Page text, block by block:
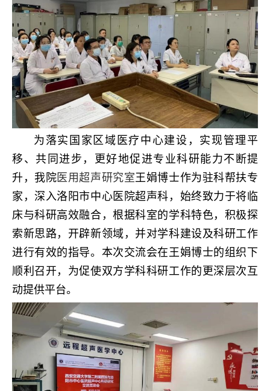
为落实国家区域医疗中心建设，实现管理平
移、共同进步，更好地促进专业科研能力不断提
升，我院医用超声研究室王娟博士作为驻科帮扶专
家，深入洛阳市中心医院超声科，始终致力于将临
床与科研高效融合，根据科室的学科特色，积极探
索新思路，开辟新领域，并对学科建设及科研工作
进行有效的指导。本次交流会在王娟博士的组织下
顺利召开，为促使双方学科科研工作的更深层次互
动提供平台。